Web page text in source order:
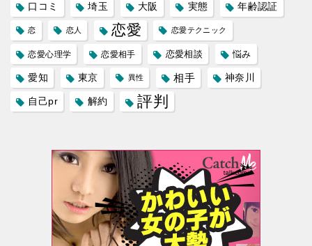
口コミ 埼玉 大阪 実態 年齢認証
恋 恋人 恋愛 恋愛テクニック
恋愛心理学 恋愛相手 恋愛相談 悩み
愛知 東京 異性 相手 神奈川
自己pr 解約 評判